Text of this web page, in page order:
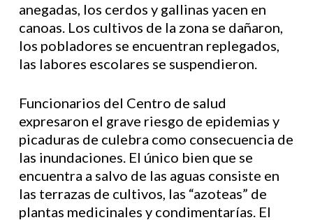
anegadas, los cerdos y gallinas yacen en
canoas. Los cultivos de la zona se dañaron,
los pobladores se encuentran replegados,
las labores escolares se suspendieron.
Funcionarios del Centro de salud
expresaron el grave riesgo de epidemias y
picaduras de culebra como consecuencia de
las inundaciones. El único bien que se
encuentra a salvo de las aguas consiste en
las terrazas de cultivos, las “azoteas” de
plantas medicinales y condimentarías. El